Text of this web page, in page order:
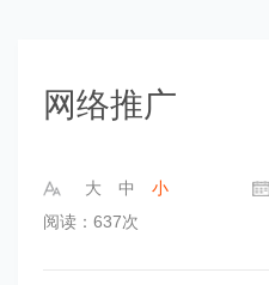
网络推广
大 中 小
阅读：637次